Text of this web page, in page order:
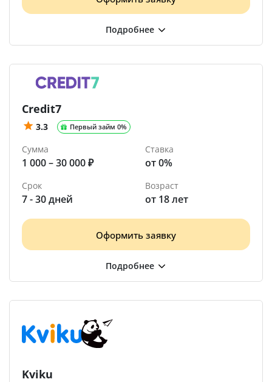
Credit7
3.3 Первый займ 0%
Сумма
1 000 – 30 000 ₽
Ставка
от 0%
Срок
7 - 30 дней
Возраст
от 18 лет
Оформить заявку
Kviku